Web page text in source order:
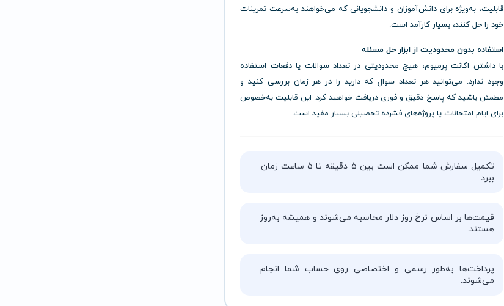
قابلیت، به‌ویژه برای دانش‌آموزان و دانشجویانی که می‌خواهند به‌سرعت تمرینات
خود را حل کنند، بسیار کارآمد است.
استفاده بدون محدودیت از ابزار حل مسئله
با داشتن اکانت پرمیوم، هیچ محدودیتی در تعداد سوالات یا دفعات استفاده
وجود ندارد. می‌توانید هر تعداد سوال که دارید را در هر زمان بررسی کنید و
مطمئن باشید که پاسخ دقیق و فوری دریافت خواهید کرد. این قابلیت به‌خصوص
برای ایام امتحانات یا پروژه‌های فشرده تحصیلی بسیار مفید است.
تکمیل سفارش شما ممکن است بین ۵ دقیقه تا ۵ ساعت زمان
ببرد.
قیمت‌ها بر اساس نرخ روز دلار محاسبه می‌شوند و همیشه به‌روز
هستند.
پرداخت‌ها به‌طور رسمی و اختصاصی روی حساب شما انجام
می‌شوند.